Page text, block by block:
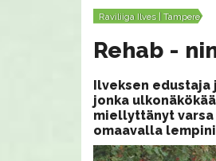
Raviliiga Ilves | Tampere
Rehab -
Ilveksen edustaja
jonka
miellyttänyt varsa
omaavalla